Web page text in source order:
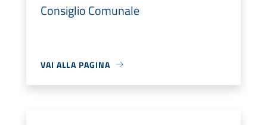
Consiglio Comunale
VAI ALLA PAGINA